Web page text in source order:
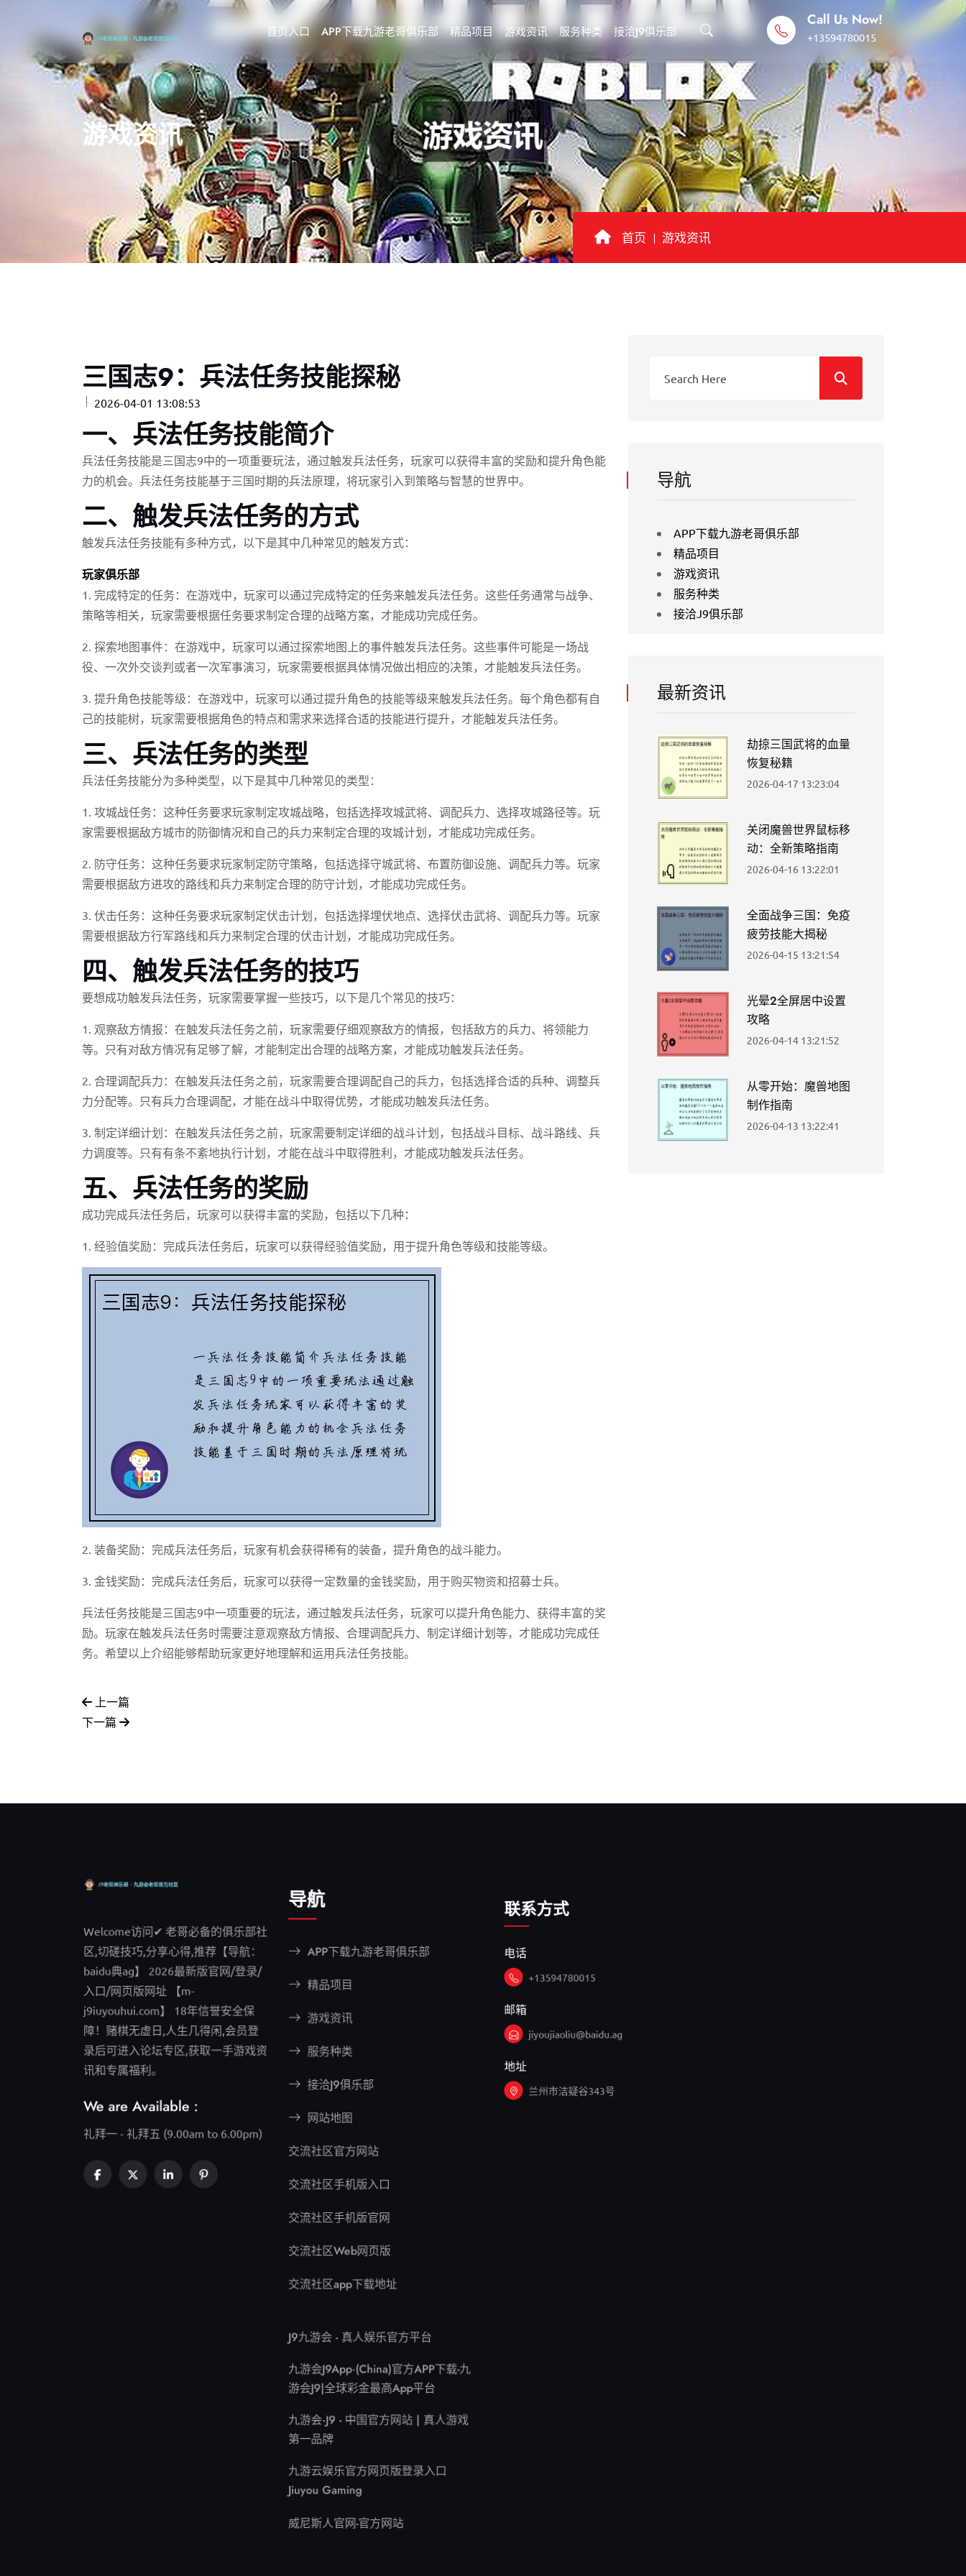
首页入口 APP下载九游老哥俱乐部 精品项目 游戏资讯 服务种类 接洽J9俱乐部
Call Us Now!
+13594780015
游戏资讯
首页 游戏资讯
三国志9：兵法任务技能探秘
2026-04-01 13:08:53
一、兵法任务技能简介
兵法任务技能是三国志9中的一项重要玩法，通过触发兵法任务，玩家可以获得丰富的奖励和提升角色能
力的机会。兵法任务技能基于三国时期的兵法原理，将玩家引入到策略与智慧的世界中。
二、触发兵法任务的方式
触发兵法任务技能有多种方式，以下是其中几种常见的触发方式：
玩家俱乐部
1. 完成特定的任务：在游戏中，玩家可以通过完成特定的任务来触发兵法任务。这些任务通常与战争、
策略等相关，玩家需要根据任务要求制定合理的战略方案，才能成功完成任务。
2. 探索地图事件：在游戏中，玩家可以通过探索地图上的事件触发兵法任务。这些事件可能是一场战
役、一次外交谈判或者一次军事演习，玩家需要根据具体情况做出相应的决策，才能触发兵法任务。
3. 提升角色技能等级：在游戏中，玩家可以通过提升角色的技能等级来触发兵法任务。每个角色都有自
己的技能树，玩家需要根据角色的特点和需求来选择合适的技能进行提升，才能触发兵法任务。
三、兵法任务的类型
兵法任务技能分为多种类型，以下是其中几种常见的类型：
1. 攻城战任务：这种任务要求玩家制定攻城战略，包括选择攻城武将、调配兵力、选择攻城路径等。玩
家需要根据敌方城市的防御情况和自己的兵力来制定合理的攻城计划，才能成功完成任务。
2. 防守任务：这种任务要求玩家制定防守策略，包括选择守城武将、布置防御设施、调配兵力等。玩家
需要根据敌方进攻的路线和兵力来制定合理的防守计划，才能成功完成任务。
3. 伏击任务：这种任务要求玩家制定伏击计划，包括选择埋伏地点、选择伏击武将、调配兵力等。玩家
需要根据敌方行军路线和兵力来制定合理的伏击计划，才能成功完成任务。
四、触发兵法任务的技巧
要想成功触发兵法任务，玩家需要掌握一些技巧，以下是几个常见的技巧：
1. 观察敌方情报：在触发兵法任务之前，玩家需要仔细观察敌方的情报，包括敌方的兵力、将领能力
等。只有对敌方情况有足够了解，才能制定出合理的战略方案，才能成功触发兵法任务。
2. 合理调配兵力：在触发兵法任务之前，玩家需要合理调配自己的兵力，包括选择合适的兵种、调整兵
力分配等。只有兵力合理调配，才能在战斗中取得优势，才能成功触发兵法任务。
3. 制定详细计划：在触发兵法任务之前，玩家需要制定详细的战斗计划，包括战斗目标、战斗路线、兵
力调度等。只有有条不紊地执行计划，才能在战斗中取得胜利，才能成功触发兵法任务。
五、兵法任务的奖励
成功完成兵法任务后，玩家可以获得丰富的奖励，包括以下几种：
1. 经验值奖励：完成兵法任务后，玩家可以获得经验值奖励，用于提升角色等级和技能等级。
2. 装备奖励：完成兵法任务后，玩家有机会获得稀有的装备，提升角色的战斗能力。
3. 金钱奖励：完成兵法任务后，玩家可以获得一定数量的金钱奖励，用于购买物资和招募士兵。
兵法任务技能是三国志9中一项重要的玩法，通过触发兵法任务，玩家可以提升角色能力、获得丰富的奖
励。玩家在触发兵法任务时需要注意观察敌方情报、合理调配兵力、制定详细计划等，才能成功完成任
务。希望以上介绍能够帮助玩家更好地理解和运用兵法任务技能。
上一篇
下一篇
导航
APP下载九游老哥俱乐部
精品项目
游戏资讯
服务种类
接洽J9俱乐部
最新资讯
劫掠三国武将的血量
恢复秘籍
2026-04-17 13:23:04
关闭魔兽世界鼠标移
动：全新策略指南
2026-04-16 13:22:01
全面战争三国：免疫
疲劳技能大揭秘
2026-04-15 13:21:54
光晕2全屏居中设置
攻略
2026-04-14 13:21:52
从零开始：魔兽地图
制作指南
2026-04-13 13:22:41
Welcome访问✔ 老哥必备的俱乐部社
区,切磋技巧,分享心得,推荐【导航：
baidu典ag】 2026最新版官网/登录/
入口/网页版网址 【m-
j9iuyouhui.com】 18年信誉安全保
障！赌棋无虚日,人生几得闲,会员登
录后可进入论坛专区,获取一手游戏资
讯和专属福利。
We are Available :
礼拜一 - 礼拜五 (9.00am to 6.00pm)
导航
APP下载九游老哥俱乐部
精品项目
游戏资讯
服务种类
接洽J9俱乐部
网站地图
交流社区官方网站
交流社区手机版入口
交流社区手机版官网
交流社区Web网页版
交流社区app下载地址
J9九游会 - 真人娱乐官方平台
九游会J9App·(China)官方APP下载-九
游会J9|全球彩金最高App平台
九游会·J9 - 中国官方网站 | 真人游戏
第一品牌
九游云娱乐官方网页版登录入口
Jiuyou Gaming
威尼斯人官网-官方网站
联系方式
电话
+13594780015
邮箱
jiyoujiaoliu@baidu.ag
地址